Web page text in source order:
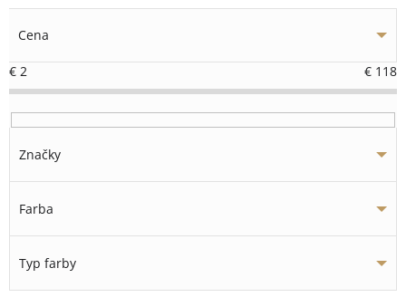
Cena
€ 2 € 118
Značky
Farba
Typ farby